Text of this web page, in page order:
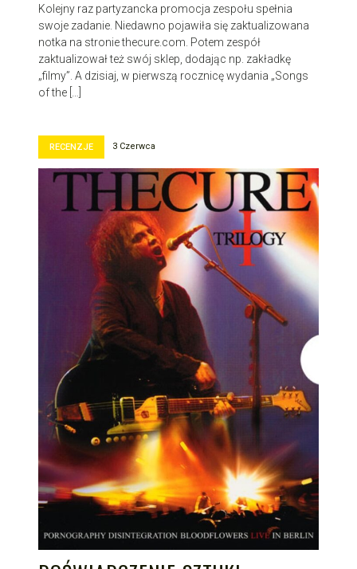
Kolejny raz partyzancka promocja zespołu spełnia
swoje zadanie. Niedawno pojawiła się zaktualizowana
notka na stronie thecure.com. Potem zespół
zaktualizował też swój sklep, dodając np. zakładkę
„filmy”. A dzisiaj, w pierwszą rocznicę wydania „Songs
of the […]
RECENZJE 3 Czerwca